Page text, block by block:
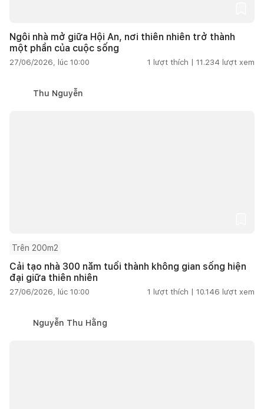
Ngôi nhà mở giữa Hội An, nơi thiên nhiên trở thành
một phần của cuộc sống
27/06/2026, lúc 10:00 1 lượt thích | 11.234 lượt xem
Thu Nguyễn
Trên 200m2
Cải tạo nhà 300 năm tuổi thành không gian sống hiện
đại giữa thiên nhiên
27/06/2026, lúc 10:00 1 lượt thích | 10.146 lượt xem
Nguyễn Thu Hằng